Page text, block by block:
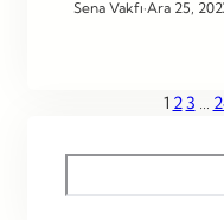
Sena Vakfı·Ara 25,
1 23 …
e